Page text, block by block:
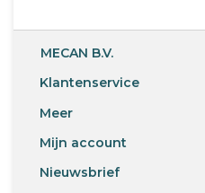
MECAN B.V.
Klantenservice
Meer
Mijn account
Nieuwsbrief